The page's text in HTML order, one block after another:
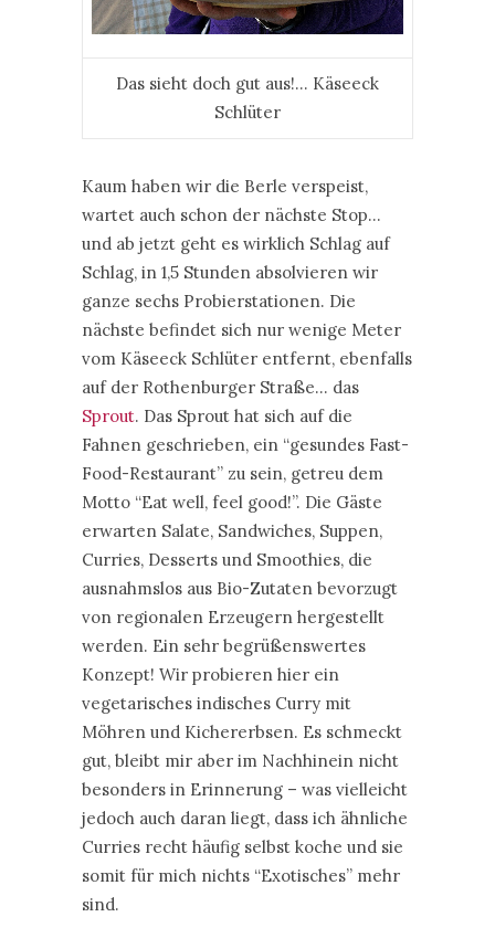
Das sieht doch gut aus!… Käseeck
Schlüter
Kaum haben wir die Berle verspeist,
wartet auch schon der nächste Stop…
und ab jetzt geht es wirklich Schlag auf
Schlag, in 1,5 Stunden absolvieren wir
ganze sechs Probierstationen. Die
nächste befindet sich nur wenige Meter
vom Käseeck Schlüter entfernt, ebenfalls
auf der Rothenburger Straße… das
Sprout. Das Sprout hat sich auf die
Fahnen geschrieben, ein “gesundes Fast-
Food-Restaurant” zu sein, getreu dem
Motto “Eat well, feel good!”. Die Gäste
erwarten Salate, Sandwiches, Suppen,
Curries, Desserts und Smoothies, die
ausnahmslos aus Bio-Zutaten bevorzugt
von regionalen Erzeugern hergestellt
werden. Ein sehr begrüßenswertes
Konzept! Wir probieren hier ein
vegetarisches indisches Curry mit
Möhren und Kichererbsen. Es schmeckt
gut, bleibt mir aber im Nachhinein nicht
besonders in Erinnerung – was vielleicht
jedoch auch daran liegt, dass ich ähnliche
Curries recht häufig selbst koche und sie
somit für mich nichts “Exotisches” mehr
sind.